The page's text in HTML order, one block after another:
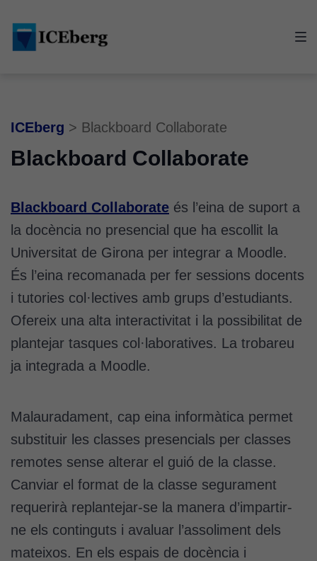
main
content
footer
ICEberg > Blackboard Collaborate
Blackboard Collaborate
Blackboard Collaborate és l’eina de suport a
la docència no presencial que ha escollit la
Universitat de Girona per integrar a Moodle.
És l’eina recomanada per fer sessions docents
i tutories col·lectives amb grups d’estudiants.
Ofereix una alta interactivitat i la possibilitat de
plantejar tasques col·laboratives. La trobareu
ja integrada a Moodle.
Malauradament, cap eina informàtica permet
substituir les classes presencials per classes
remotes sense alterar el guió de la classe.
Canviar el format de la classe segurament
requerirà replantejar-se la manera d’impartir-
ne els continguts i avaluar l’assoliment dels
mateixos. En els espais de docència i